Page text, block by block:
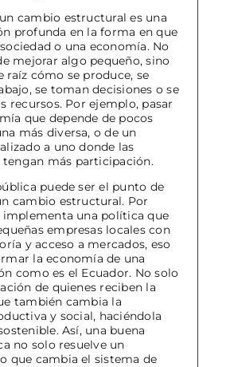
cambio estructural es una
profunda en la forma en que
o una economía. No
mejorar algo pequeño, sino
raíz cómo se produce, se
se toman decisiones o se
recursos. Por ejemplo, pasar
que depende de pocos
más diversa, o de un
a uno donde las
más participación.
puede ser el punto de
cambio estructural. Por
implementa una política que
empresas locales con
y acceso a mercados, eso
la economía de una
como es el Ecuador. No solo
de quienes reciben la
también cambia la
y social, haciéndola
Así, una buena
no solo resuelve un
que cambia el sistema de